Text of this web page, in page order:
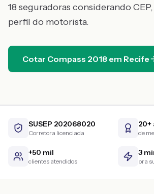
18 seguradoras considerando
perfil do motorista.
Cotar Compass 2018 em Recife
SUSEP 202068020
Corretora licenciada
20+
de
+50 mil
clientes atendidos
3
pra